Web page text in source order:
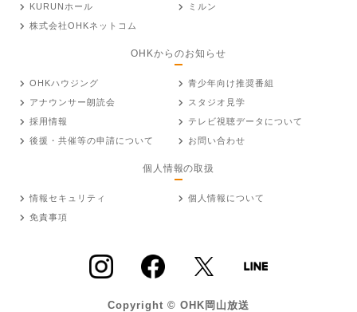
KURUNホール
ミルン
株式会社OHKネットコム
OHKからのお知らせ
OHKハウジング
青少年向け推奨番組
アナウンサー朗読会
スタジオ見学
採用情報
テレビ視聴データについて
後援・共催等の申請について
お問い合わせ
個人情報の取扱
情報セキュリティ
個人情報について
免責事項
Copyright © OHK岡山放送